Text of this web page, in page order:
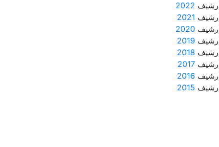
2022
2021
2020
2019
2018
2017
2016
2015